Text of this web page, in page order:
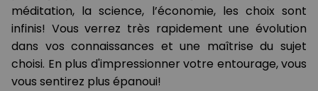
méditation, la science, l’économie, les choix sont
infinis! Vous verrez très rapidement une évolution
dans vos connaissances et une maîtrise du sujet
choisi. En plus d'impressionner votre entourage, vous
vous sentirez plus épanoui!